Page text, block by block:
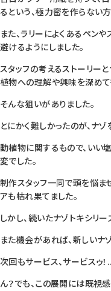
るという、極力密を作らない方
また、ラリーによくあるペン
避けるようにしました。
スタッフの考えるストーリー
植物への理解や興味を深めて
そんな狙いがありました。
とにかく難しかったのが、ナゾ
動植物に関するもので、い
変でした。
制作スタッフ一同で頭を悩ま
アも枯れ果てました。
しかし、続いたナゾトキシリ
また機会があれば、新しいナ
次回もサービス、サービスゥ！
ん？でも、この展開には既視感